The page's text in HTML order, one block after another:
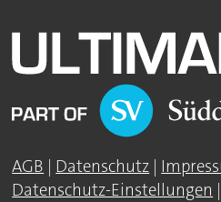
AGB | Datenschutz |
Datenschutz-Einstellungen |